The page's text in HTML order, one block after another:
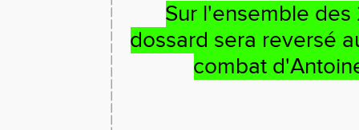
Sur l'ensemble
dossard sera reversé
combat